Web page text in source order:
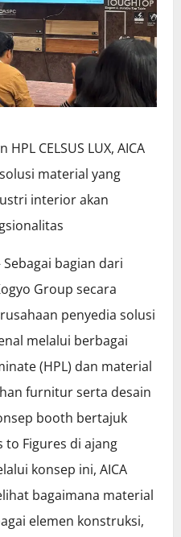
HPL CELSUS LUX, AICA
material yang
interior akan
Sebagai bagian dari
Group secara
penyedia solusi
melalui berbagai
(HPL) dan material
furnitur serta desain
booth bertajuk
to Figures di ajang
konsep ini, AICA
bagaimana material
elemen konstruksi,